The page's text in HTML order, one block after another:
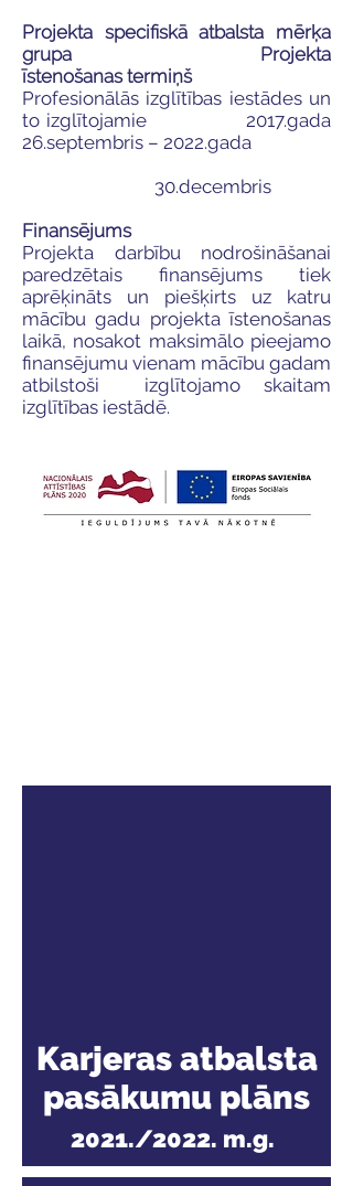
Projekta specifiskā atbalsta mērķa
grupa
Projekta
īstenošanas termiņš
Profesionālās izglītības iestādes un
to izglītojamie 2017.gada
26.septembris – 2022.gada
30.decembris
Finansējums
Projekta darbību nodrošināšanai
paredzētais finansējums tiek
aprēķināts un piešķirts uz katru
mācību gadu projekta īstenošanas
laikā, nosakot maksimālo pieejamo
finansējumu vienam mācību gadam
atbilstoši izglītojamo skaitam
izglītības iestādē.
Karjeras atbalsta
pasākumu plāns
2021./2022. m.g.